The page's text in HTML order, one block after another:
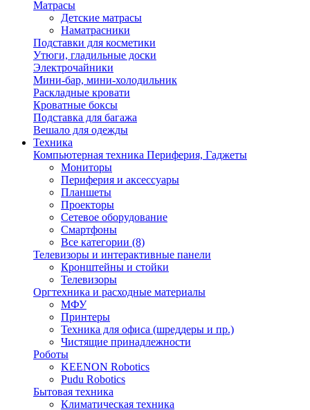
Матрасы
Детские матрасы
Наматрасники
Подставки для косметики
Утюги, гладильные доски
Электрочайники
Мини-бар, мини-холодильник
Раскладные кровати
Кроватные боксы
Подставка для багажа
Вешало для одежды
Техника
Компьютерная техника Периферия, Гаджеты
Мониторы
Периферия и аксессуары
Планшеты
Проекторы
Сетевое оборудование
Смартфоны
Все категории (8)
Телевизоры и интерактивные панели
Кронштейны и стойки
Телевизоры
Оргтехника и расходные материалы
МФУ
Принтеры
Техника для офиса (шреддеры и пр.)
Чистящие принадлежности
Роботы
KEENON Robotics
Pudu Robotics
Бытовая техника
Климатическая техника